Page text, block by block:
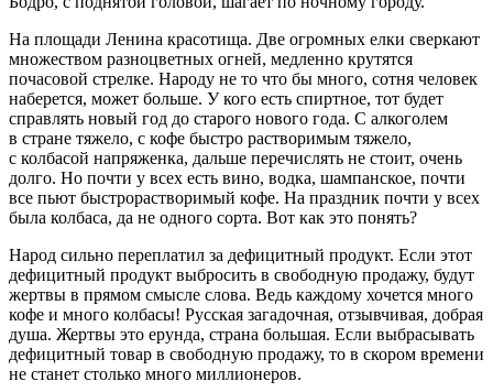
На площади Ленина красотища. Две огромных елки сверкают
множеством разноцветных огней, медленно крутятся
почасовой стрелке. Народу не то что бы много, сотня человек
наберется, может больше. У кого есть спиртное, тот будет
справлять новый год до старого нового года. С алкоголем
в стране тяжело, с кофе быстро растворимым тяжело,
с колбасой напряженка, дальше перечислять не стоит, очень
долго. Но почти у всех есть вино, водка, шампанское, почти
все пьют быстрорастворимый кофе. На праздник почти у всех
была колбаса, да не одного сорта. Вот как это понять?
Народ сильно переплатил за дефицитный продукт. Если этот
дефицитный продукт выбросить в свободную продажу, будут
жертвы в прямом смысле слова. Ведь каждому хочется много
кофе и много колбасы! Русская загадочная, отзывчивая, добрая
душа. Жертвы это ерунда, страна большая. Если выбрасывать
дефицитный товар в свободную продажу, то в скором времени
не станет столько много миллионеров.